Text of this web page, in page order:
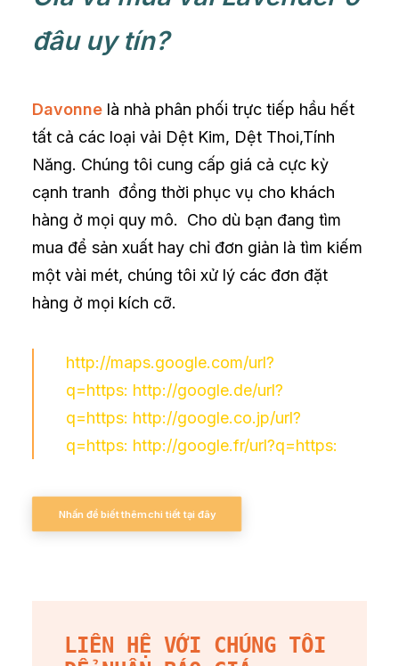
đâu uy tín?
Davonne là nhà phân phối trực tiếp hầu hết
tất cả các loại vải Dệt Kim, Dệt Thoi,Tính
Năng. Chúng tôi cung cấp giá cả cực kỳ
cạnh tranh đồng thời phục vụ cho khách
hàng ở mọi quy mô. Cho dù bạn đang tìm
mua để sản xuất hay chỉ đơn giản là tìm kiếm
một vài mét, chúng tôi xử lý các đơn đặt
hàng ở mọi kích cỡ.
http://maps.google.com/url?
q=https: http://google.de/url?
q=https: http://google.co.jp/url?
q=https: http://google.fr/url?q=https:
Nhấn để biết thêm chi tiết tại đây
LIÊN HỆ VỚI CHÚNG TÔI